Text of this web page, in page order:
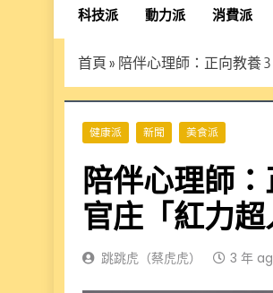
科技派 動力派 消費派
首頁 » 陪伴心理師：正向教養
健康派 新聞 美食派
陪伴心理師
官庄「紅力
跳跳虎（蔡虎虎） 3 年